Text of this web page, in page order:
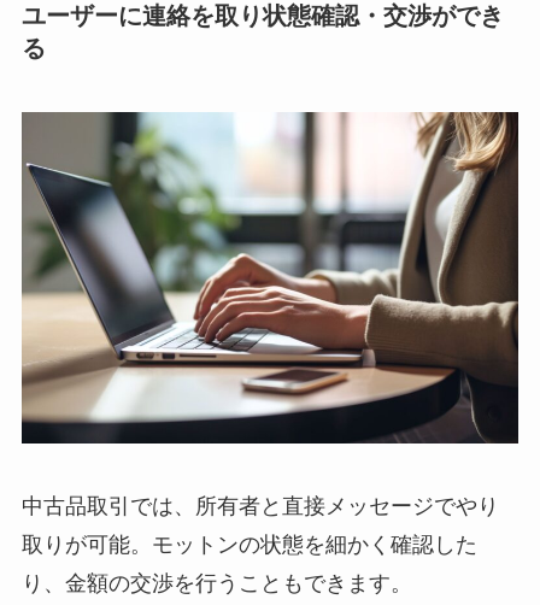
ユーザーに連絡を取り状態確認・交渉ができ
る
中古品取引では、所有者と直接メッセージでやり
取りが可能。モットンの状態を細かく確認した
り、金額の交渉を行うこともできます。